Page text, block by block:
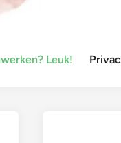
Leuk!